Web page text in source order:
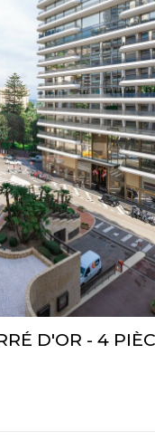
PIÈCES AU